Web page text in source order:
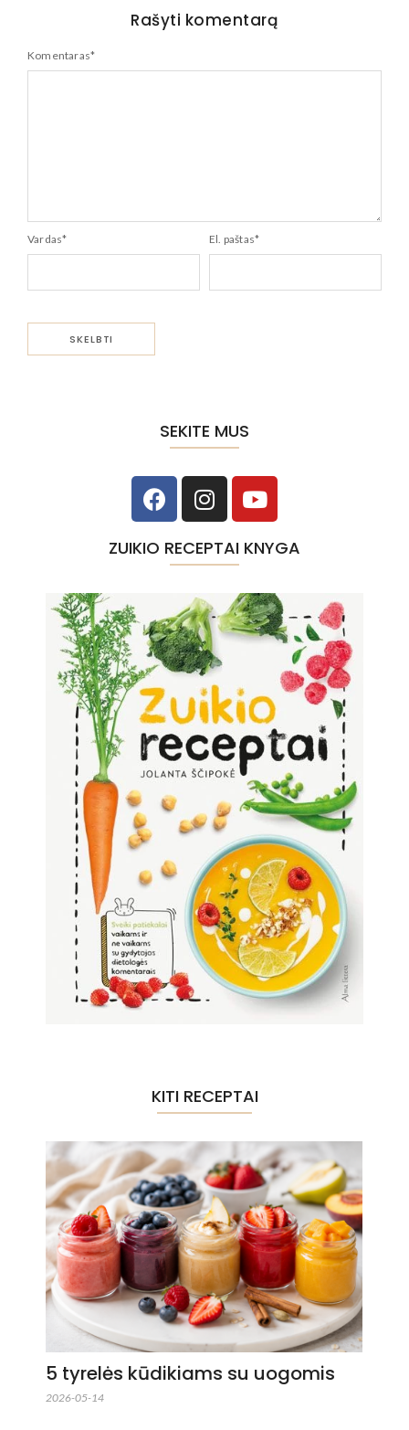
Rašyti komentarą
Komentaras*
Vardas* El. paštas*
SEKITE MUS
ZUIKIO RECEPTAI KNYGA
KITI RECEPTAI
5 tyrelės kūdikiams su uogomis
2026-05-14